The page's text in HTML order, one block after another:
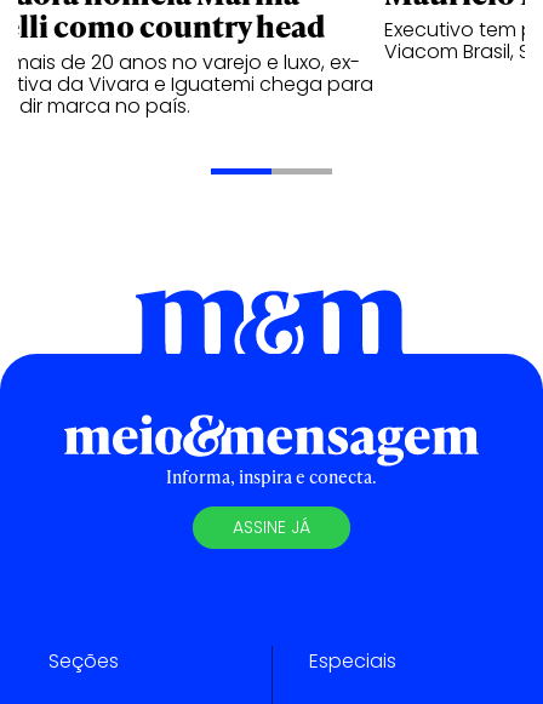
como country head
mais de 20 anos no varejo e luxo, ex-
da Vivara e Iguatemi chega para
marca no país.
Executivo tem
Viacom Brasil,
Informa, inspira e conecta.
ASSINE JÁ
Seções Especiais